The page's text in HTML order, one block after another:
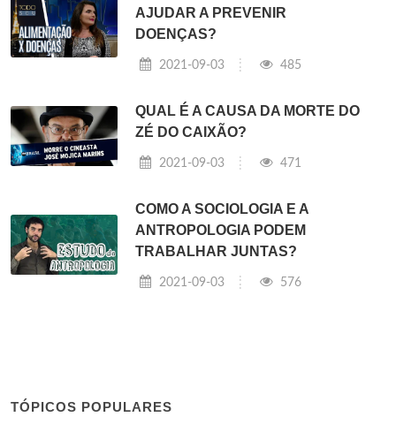
AJUDAR A PREVENIR
DOENÇAS?
2021-09-03 485
QUAL É A CAUSA DA MORTE DO
ZÉ DO CAIXÃO?
2021-09-03 471
COMO A SOCIOLOGIA E A
ANTROPOLOGIA PODEM
TRABALHAR JUNTAS?
2021-09-03 576
TÓPICOS POPULARES